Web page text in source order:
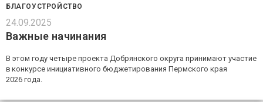
БЛАГОУСТРОЙСТВО
24.09.2025
Важные начинания
В этом году четыре проекта Добрянского округа принимают участие
в конкурсе инициативного бюджетирования Пермского края
2026 года.